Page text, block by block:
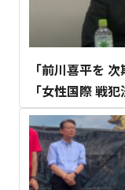
「前川喜平を
「女性国際 戦